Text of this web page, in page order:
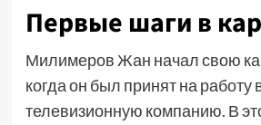
Первые шаги в
Милимеров Жан начал свою
когда он был принят на работу
телевизионную компанию. В